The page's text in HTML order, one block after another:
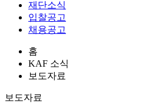
재단소식
입찰공고
채용공고
홈
KAF 소식
보도자료
보도자료